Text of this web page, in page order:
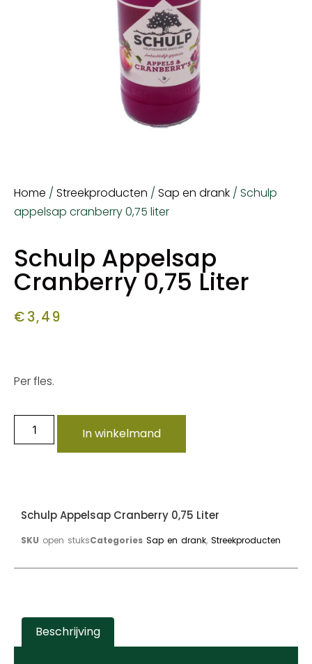
Home / Streekproducten / Sap en drank / Schulp
appelsap cranberry 0,75 liter
Schulp Appelsap
Cranberry 0,75 Liter
€3,49
Per fles.
In winkelmand
Schulp Appelsap Cranberry 0,75 Liter
SKU open stuksCategories Sap en drank, Streekproducten
Beschrijving